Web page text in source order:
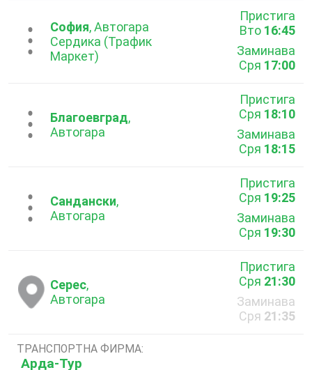
...София, Автогара
Сердика (Трафик
Маркет)
Пристига
Вто 16:45
Заминава
Сря 17:00
...Благоевград,
Автогара
Пристига
Сря 18:10
Заминава
Сря 18:15
...Сандански,
Автогара
Пристига
Сря 19:25
Заминава
Сря 19:30
Серес,
Автогара
Пристига
Сря 21:30
Заминава
Сря 21:35
ТРАНСПОРТНА ФИРМА:
Арда-Тур